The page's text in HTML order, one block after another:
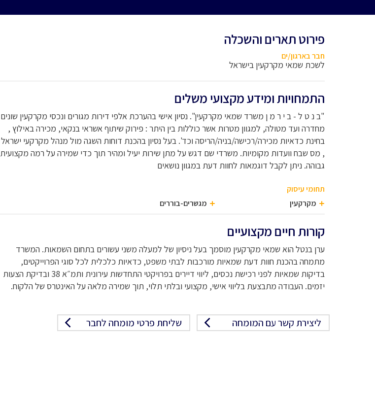
פירוט תארים והשכלה
חבר בארגון/ים
לשכת שמאי מקרקעין בישראל
התמחויות ומידע מקצועי משלים
"ב נ ט ל - ב י ר מ ן משרד שמאי מקרקעין". נסיון אישי בהערכת אלפי דירות מגורים ונכסי מקרקעין שונים
מחדרה ועד מטולה, למגוון מטרות אשר כוללות בין היתר : פירוק שיתוף אשראי בנקאי, מכירה באילוץ ,
בחינת כדאיות מכירה/רכישה/בניה/הריסה וכד'. בעל נסיון בהכנת דוחות השגה מול מנהל מקרקעי ישראל
, מס שבח וועדות מקומיות. משרדי שם דגש על מתן שירות יעיל ומהיר תוך כדי שמירה על רמה מקצועית
גבוהה. ניתן לקבל דוגמאות לחוות דעת במגוון נושאים
תחומי עיסוק
מקרקעין
מגשרים-בוררים
קורות חיים מקצועיים
ערן בנטל הוא שמאי מקרקעין מוסמך בעל ניסיון של למעלה משני עשורים בתחום השמאות. המשרד
מתמחה בהכנת חוות דעת שמאיות מורכבות לבתי משפט, כדאיות כלכלית לכל סוגי הפרוייקטים,
בדיקות שמאיות לפני רכישת נכסים, ליווי דיירים בפרויקטי התחדשות עירונית ותמ״א 38 ובדיקת הצעות
יזמים. העבודה מתבצעת בליווי אישי, מקצועי ובלתי תלוי, תוך שמירה מלאה על האינטרס של הלקוח.
ליצירת קשר עם המומחה שליחת פרטי מומחה לחבר